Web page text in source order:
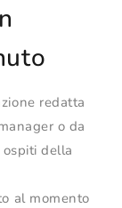
redatta
o da
della
al momento